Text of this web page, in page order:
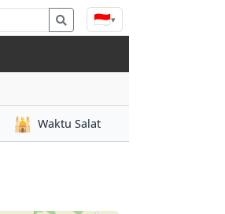
🇮🇩▾
🕌 Waktu Salat